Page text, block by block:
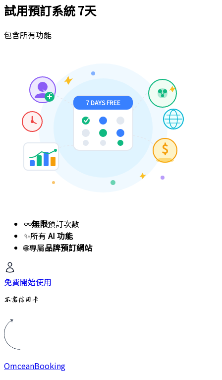
試用預訂系統7天
包含所有功能
7 DAYS FREE
$
∞無限預訂次數
✨所有 AI 功能
🌐專屬品牌預訂網站
免費開始使用
不需信用卡
OmceanBooking